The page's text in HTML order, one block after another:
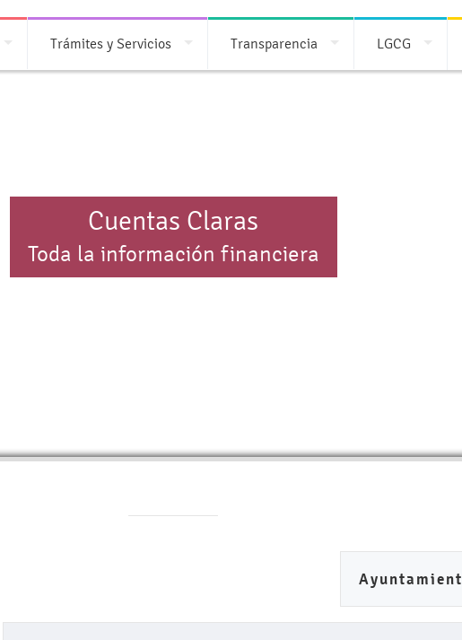
Trámites y Servicios Transparencia LGCG
Cuentas Claras
Toda la información financiera